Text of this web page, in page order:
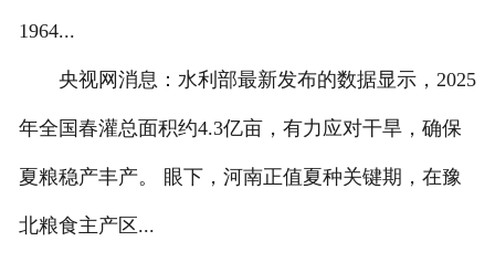
1964...
央视网消息：水利部最新发布的数据显示，2025
年全国春灌总面积约4.3亿亩，有力应对干旱，确保
夏粮稳产丰产。 眼下，河南正值夏种关键期，在豫
北粮食主产区...